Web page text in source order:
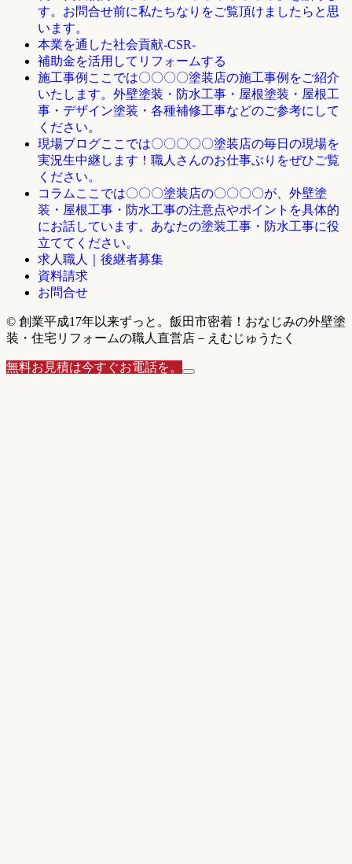
す。お問合せ前に私たちなりをご覧頂けましたらと思
います。
本業を通した社会貢献-CSR-
補助金を活用してリフォームする
施工事例 ここでは〇〇〇〇塗装店の施工事例をご紹介
いたします。外壁塗装・防水工事・屋根塗装・屋根工
事・デザイン塗装・各種補修工事などのご参考にして
ください。
現場ブログここでは〇〇〇〇〇塗装店の毎日の現場を
実況生中継します！職人さんのお仕事ぶりをぜひご覧
ください。
コラム ここでは〇〇〇塗装店の〇〇〇〇が、外壁塗
装・屋根工事・防水工事の注意点やポイントを具体的
にお話しています。あなたの塗装工事・防水工事に役
立ててください。
求人職人｜後継者募集
資料請求
お問合せ
© 創業平成17年以来ずっと。飯田市密着！おなじみの外壁塗
装・住宅リフォームの職人直営店－えむじゅうたく
無料お見積は今すぐお電話を。